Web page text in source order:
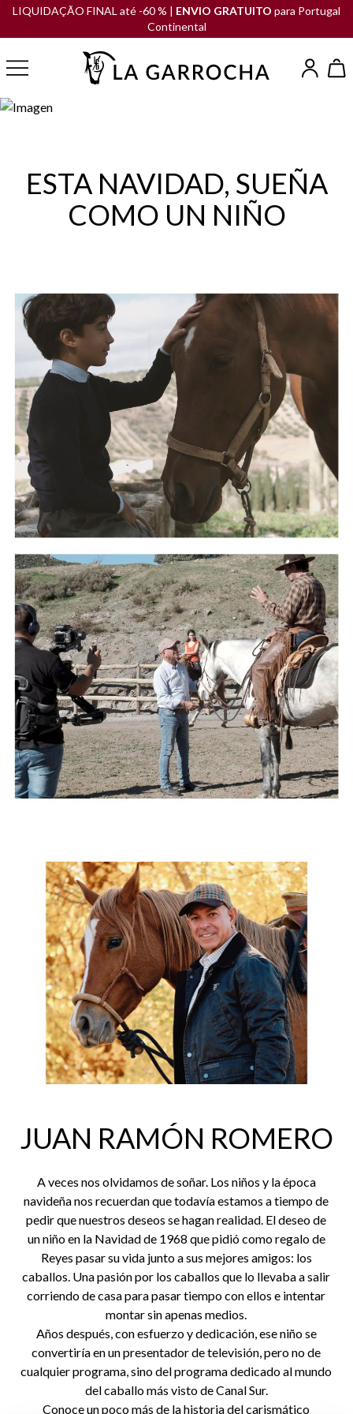
LIQUIDAÇÃO FINAL até -60 % | ENVIO GRATUITO para Portugal
Continental
ESTA NAVIDAD, SUEÑA
COMO UN NIÑO
JUAN RAMÓN ROMERO
A veces nos olvidamos de soñar. Los niños y la época
navideña nos recuerdan que todavía estamos a tiempo de
pedir que nuestros deseos se hagan realidad. El deseo de
un niño en la Navidad de 1968 que pidió como regalo de
Reyes pasar su vida junto a sus mejores amigos: los
caballos. Una pasión por los caballos que lo llevaba a salir
corriendo de casa para pasar tiempo con ellos e intentar
montar sin apenas medios.
Años después, con esfuerzo y dedicación, ese niño se
convertiría en un presentador de televisión, pero no de
cualquier programa, sino del programa dedicado al mundo
del caballo más visto de Canal Sur.
Conoce un poco más de la historia del carismático